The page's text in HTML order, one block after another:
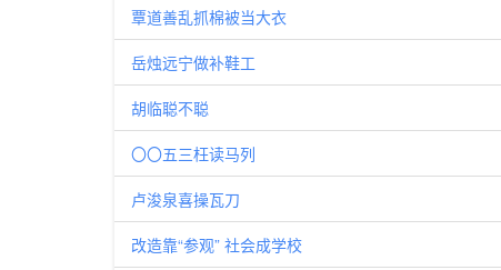
覃道善乱抓棉被当大衣
岳烛远宁做补鞋工
胡临聪不聪
〇〇五三枉读马列
卢浚泉喜操瓦刀
改造靠“参观” 社会成学校